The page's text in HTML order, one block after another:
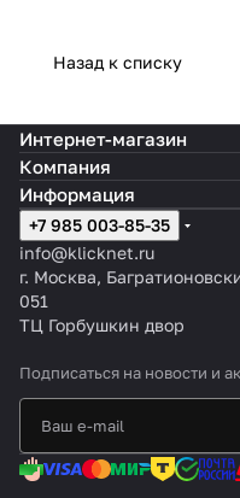
Назад к списку
Интернет-магазин
Компания
Информация
+7 985 003-85-35
info@klicknet.ru
г. Москва,
051
ТЦ Горбушкин двор
Подписаться на новости и